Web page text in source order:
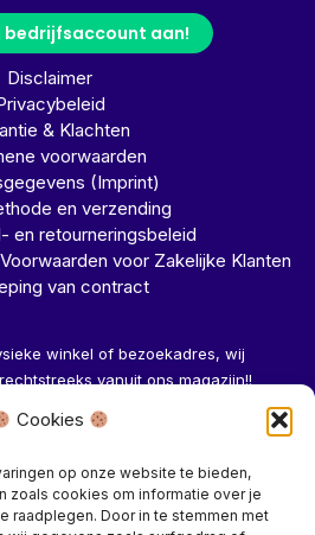
Cookies
op onze website te bieden,
zoals cookies om informatie over je
raadplegen. Door in te stemmen met
bedrijfsaccount aan!
Disclaimer
& Klachten
voorwaarden
(Imprint)
en verzending
en retourneringsbeleid
voor Zakelijke Klanten
van contract
winkel of bezoekadres, wij
vanuit ons magazijn!!
aanvragen →